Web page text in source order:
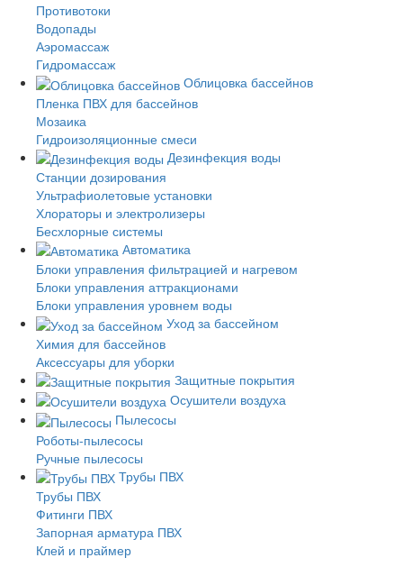
Противотоки
Водопады
Аэромассаж
Гидромассаж
Облицовка бассейнов
Пленка ПВХ для бассейнов
Мозаика
Гидроизоляционные смеси
Дезинфекция воды
Станции дозирования
Ультрафиолетовые установки
Хлораторы и электролизеры
Бесхлорные системы
Автоматика
Блоки управления фильтрацией и нагревом
Блоки управления аттракционами
Блоки управления уровнем воды
Уход за бассейном
Химия для бассейнов
Аксессуары для уборки
Защитные покрытия
Осушители воздуха
Пылесосы
Роботы-пылесосы
Ручные пылесосы
Трубы ПВХ
Трубы ПВХ
Фитинги ПВХ
Запорная арматура ПВХ
Клей и праймер